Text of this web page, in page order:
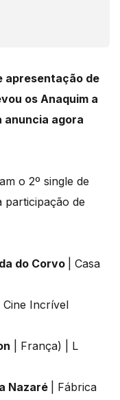
apresentação de
os Anaquim a
anuncia agora
o 2º single de
participação de
do Corvo
| Casa
| Cine Incrível
| França) | L
Nazaré
| Fábrica